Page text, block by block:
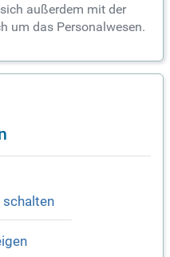
außerdem mit der
um das Personalwesen.
schalten